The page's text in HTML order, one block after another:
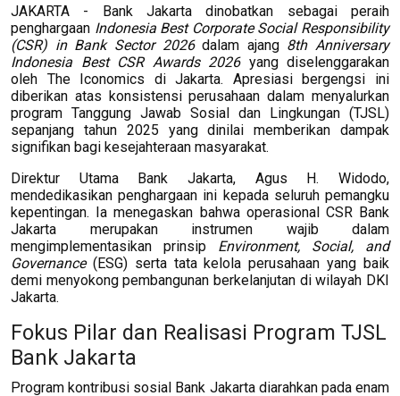
JAKARTA - Bank Jakarta dinobatkan sebagai peraih
penghargaan Indonesia Best Corporate Social Responsibility
(CSR) in Bank Sector 2026dalam ajang 8th Anniversary
Indonesia Best CSR Awards 2026yang diselenggarakan
oleh The Iconomics di Jakarta. Apresiasi bergengsi ini
diberikan atas konsistensi perusahaan dalam menyalurkan
program Tanggung Jawab Sosial dan Lingkungan (TJSL)
sepanjang tahun 2025 yang dinilai memberikan dampak
signifikan bagi kesejahteraan masyarakat.
Direktur Utama Bank Jakarta, Agus H. Widodo,
mendedikasikan penghargaan ini kepada seluruh pemangku
kepentingan. Ia menegaskan bahwa operasional CSR Bank
Jakarta merupakan instrumen wajib dalam
mengimplementasikan prinsip Environment, Social, and
Governance(ESG) serta tata kelola perusahaan yang baik
demi menyokong pembangunan berkelanjutan di wilayah DKI
Jakarta.
Fokus Pilar dan Realisasi Program TJSL
Bank Jakarta
Program kontribusi sosial Bank Jakarta diarahkan pada enam